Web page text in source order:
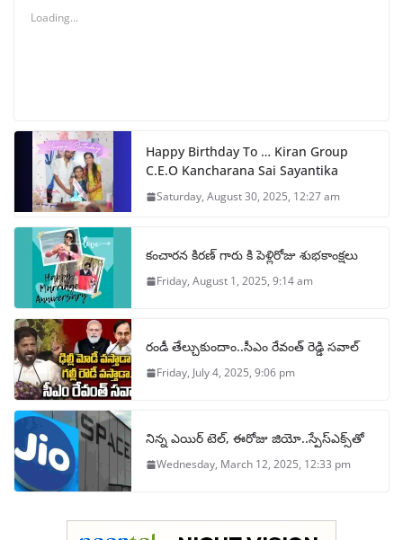
Loading...
Happy Birthday To … Kiran Group
C.E.O Kancharana Sai Sayantika
Saturday, August 30, 2025, 12:27 am
కంచారన కిరణ్ గారు కి పెళ్లిరోజు శుభకాంక్షలు
Friday, August 1, 2025, 9:14 am
రండీ తేల్చుకుందాం..సీఎం రేవంత్ రెడ్డి సవాల్
Friday, July 4, 2025, 9:06 pm
నిన్న ఎయిర్ టెల్, ఈరోజు జియో..స్పేస్‌ఎక్స్‌తో
Wednesday, March 12, 2025, 12:33 pm